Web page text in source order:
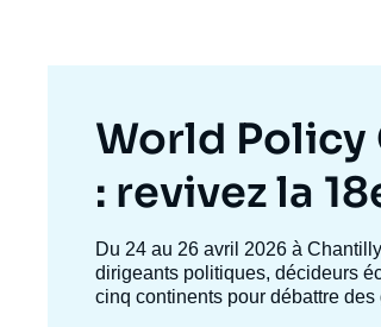
Titre
mis
en
avant
World
: revivez la
Texte
accroche
Du 24 au 26 avril 2026 à
dirigeants politiques, décideurs
cinq continents pour débattre